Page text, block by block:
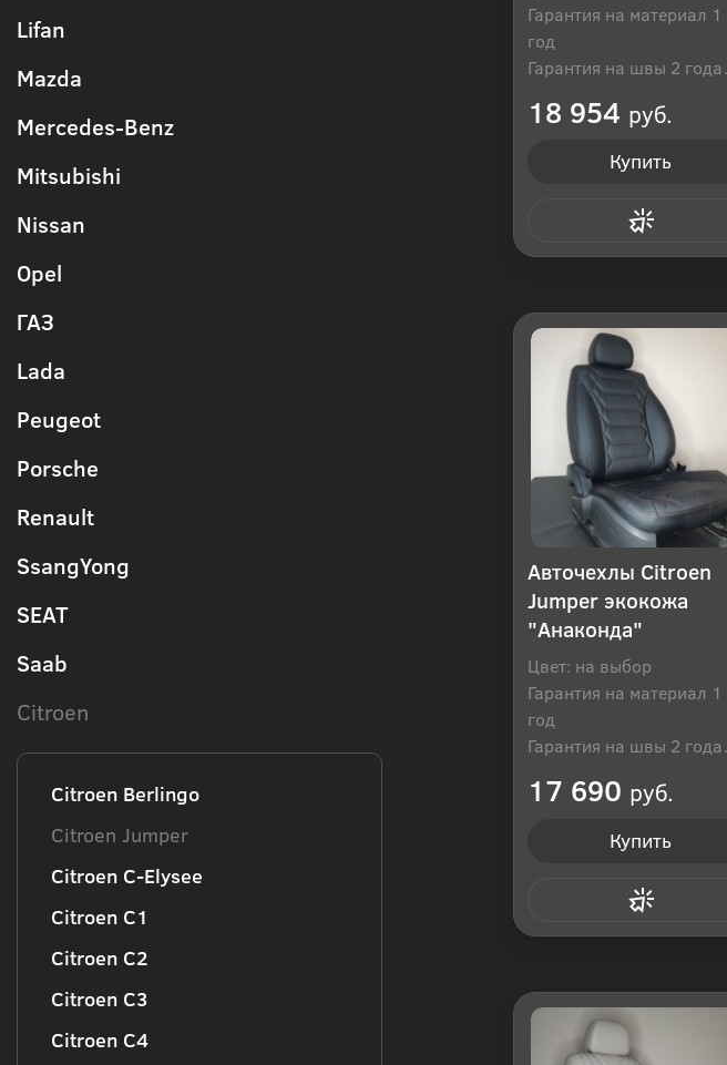
Lifan
Mazda
Mercedes-Benz
Mitsubishi
Nissan
Opel
ГАЗ
Lada
Peugeot
Porsche
Renault
SsangYong
SEAT
Saab
Citroen
Citroen Berlingo
Citroen Jumper
Citroen C-Elysee
Citroen C1
Citroen C2
Citroen C3
Citroen C4
Гарантия на материал 1
год
Гарантия на швы 2 года
18 954 руб.
Купить
Авточехлы Citroen
Jumper экокожа
"Анаконда"
Цвет: на выбор
Гарантия на материал 1
год
Гарантия на швы 2 года
17 690 руб.
Купить